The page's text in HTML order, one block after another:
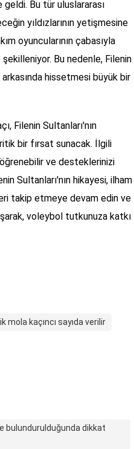
Bu tür uluslararası
yıldızlarının yetişmesine
oyuncularının çabasıyla
Bu nedenle, Filenin
hissetmesi büyük bir
Filenin Sultanları'nın
bir fırsat sunacak. İlgili
ve desteklerinizi
Sultanları'nın hikayesi, ilham
takip etmeye devam edin ve
voleybol tutkunuza katkı
mola kaçıncı sayıda verilir
bulundurulduğunda dikkat